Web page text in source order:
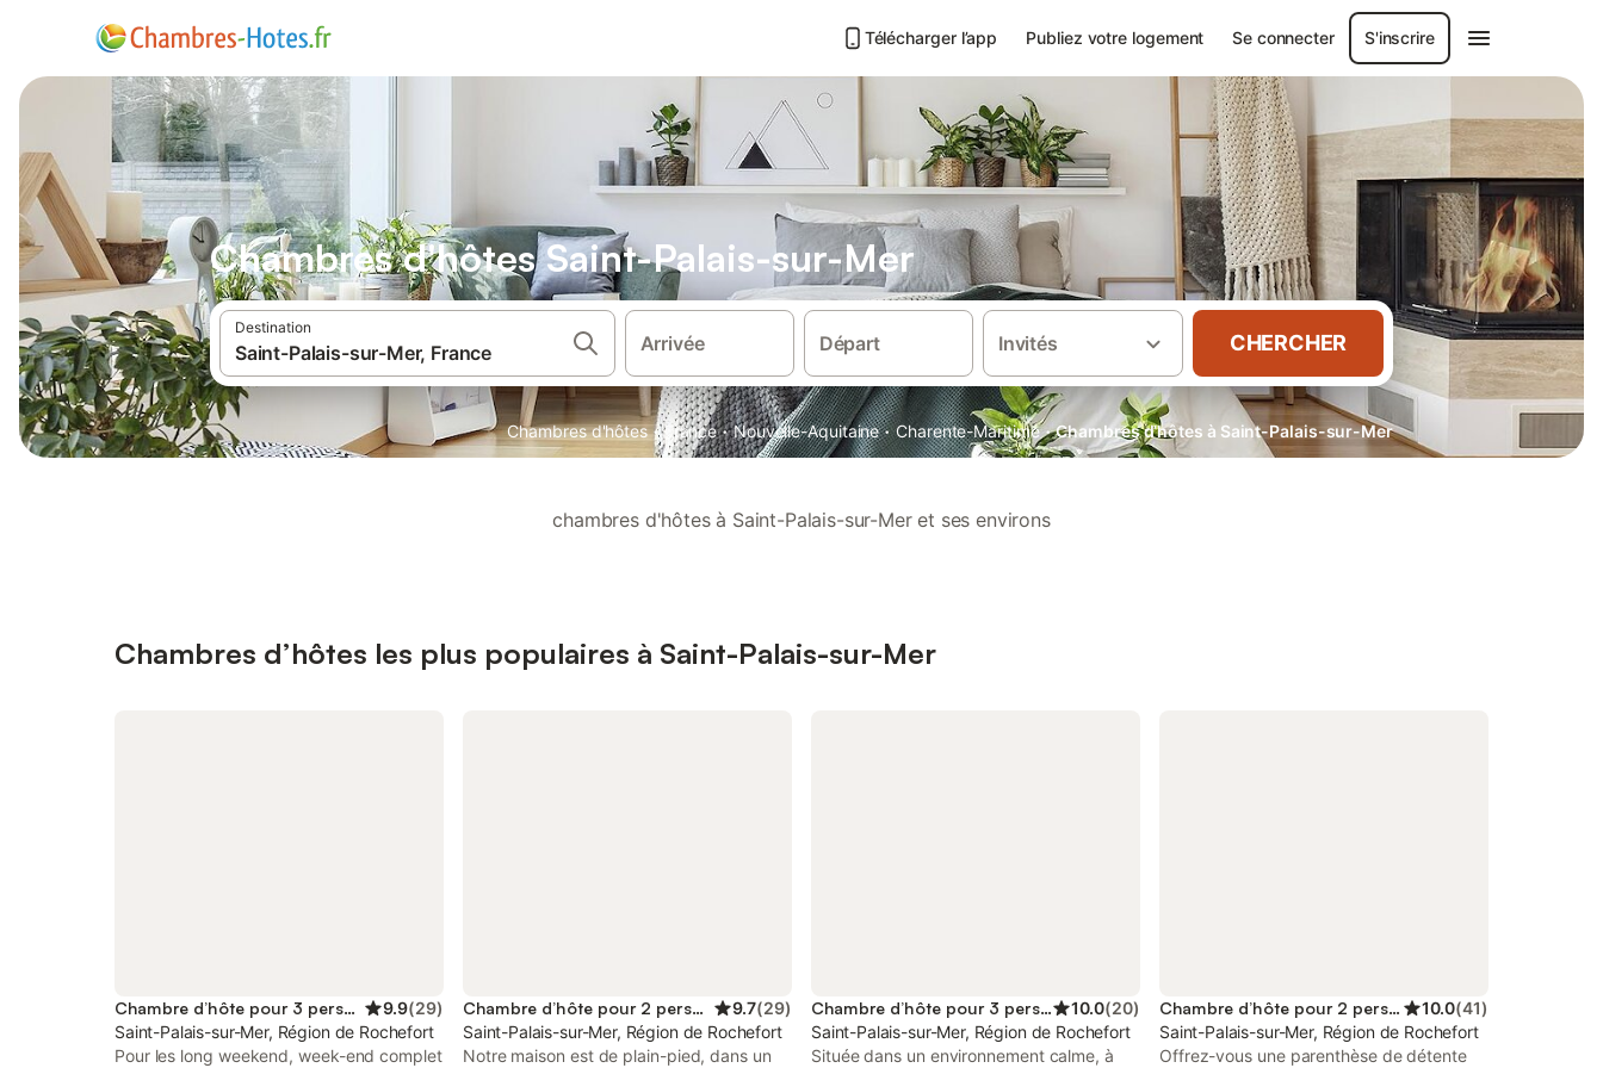
Télécharger l’app Publiez votre logement Se connecter S'inscrire
Chambres d'hôtes Saint-Palais-sur-Mer
Destination
Arrivée Départ Invités CHERCHER
Chambres d'hôtes · France · Nouvelle-Aquitaine · Charente-Maritime · Chambres d’hôtes à Saint-Palais-sur-Mer
chambres d'hôtes à Saint-Palais-sur-Mer et ses environs
Chambres d’hôtes les plus populaires à Saint-Palais-sur-Mer
Chambre d’hôte pour 3 personnes 9.9(29)
Saint-Palais-sur-Mer, Région de Rochefort
Pour les long weekend, week-end complet
Chambre d’hôte pour 2 personnes 9.7(29)
Saint-Palais-sur-Mer, Région de Rochefort
Notre maison est de plain-pied, dans un
Chambre d’hôte pour 3 personnes 10.0(20)
Saint-Palais-sur-Mer, Région de Rochefort
Située dans un environnement calme, à
Chambre d’hôte pour 2 personnes 10.0(41)
Saint-Palais-sur-Mer, Région de Rochefort
Offrez-vous une parenthèse de détente